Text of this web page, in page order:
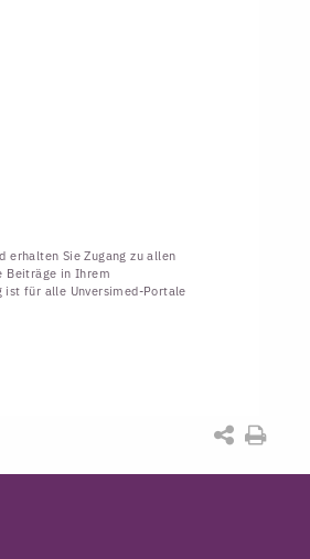
erhalten Sie Zugang zu allen
Beiträge in Ihrem
ist für alle Unversimed-Portale